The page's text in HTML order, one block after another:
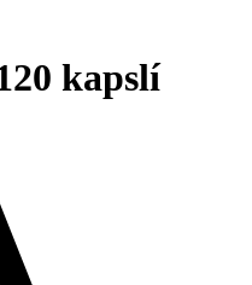
kapslí